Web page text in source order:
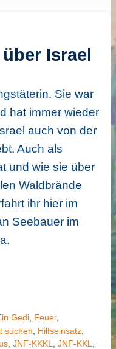
Israel
Sie war
hat immer wieder
auch von der
Auch als
und wie sie über
Waldbrände
ihr hier im
Seebauer im
Gedi, Feuer,
suchen Hilfseinsatz,
, JNF-KKKL JNF-KKL